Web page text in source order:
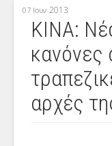
07 Ιουν 2013
ΚΙΝΑ:
κανόνες
αρχές